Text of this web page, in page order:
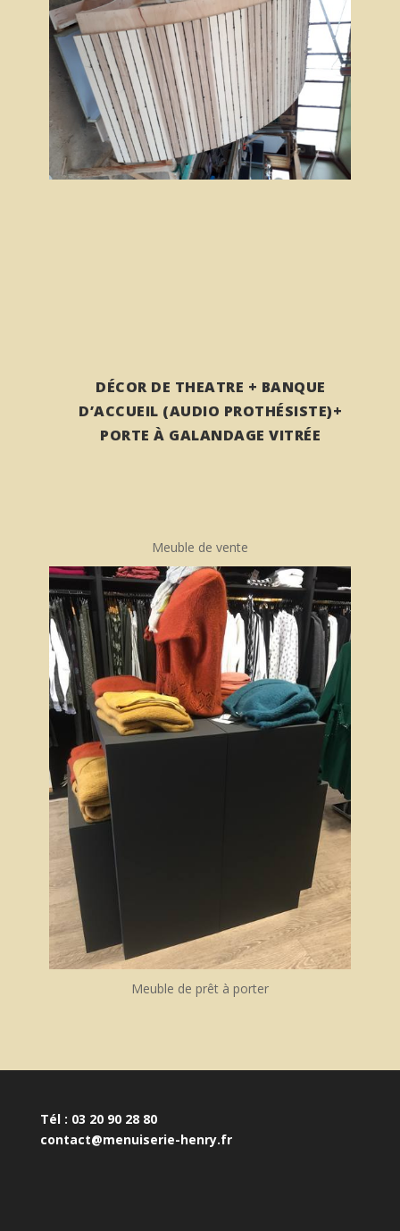
DÉCOR DE THEATRE + BANQUE
D’ACCUEIL (AUDIO PROTHÉSISTE)+
PORTE À GALANDAGE VITRÉE
Meuble de vente
Meuble de prêt à porter
Tél : 03 20 90 28 80
contact@menuiserie-henry.fr